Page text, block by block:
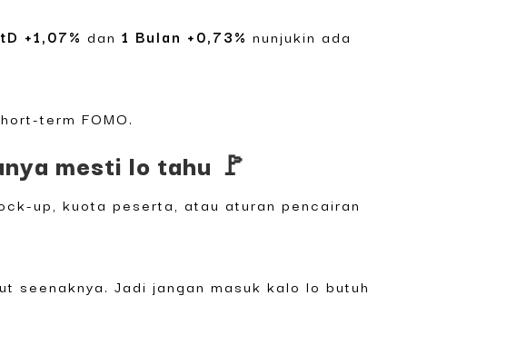
+1,07% dan1 Bulan +0,73% nunjukin ada
term FOMO.
mesti lo tahu 🚩
up, kuota peserta, atau aturan pencairan
seenaknya. Jadi jangan masuk kalo lo butuh